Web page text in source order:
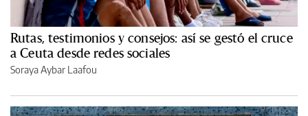
Rutas, testimonios y consejos: así se gestó el cruce
a Ceuta desde redes sociales
Soraya Aybar Laafou